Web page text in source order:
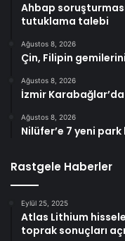
Ahbap
tutuklama talebi
Ağustos 8, 2026
Çin, Filipin
Ağustos 8, 2026
İzmir
Ağustos 8, 2026
Nilüfer’e 7 yeni park
Rastgele Haberler
Eylül 25, 2025
Atlas Lithium
toprak sonuçları